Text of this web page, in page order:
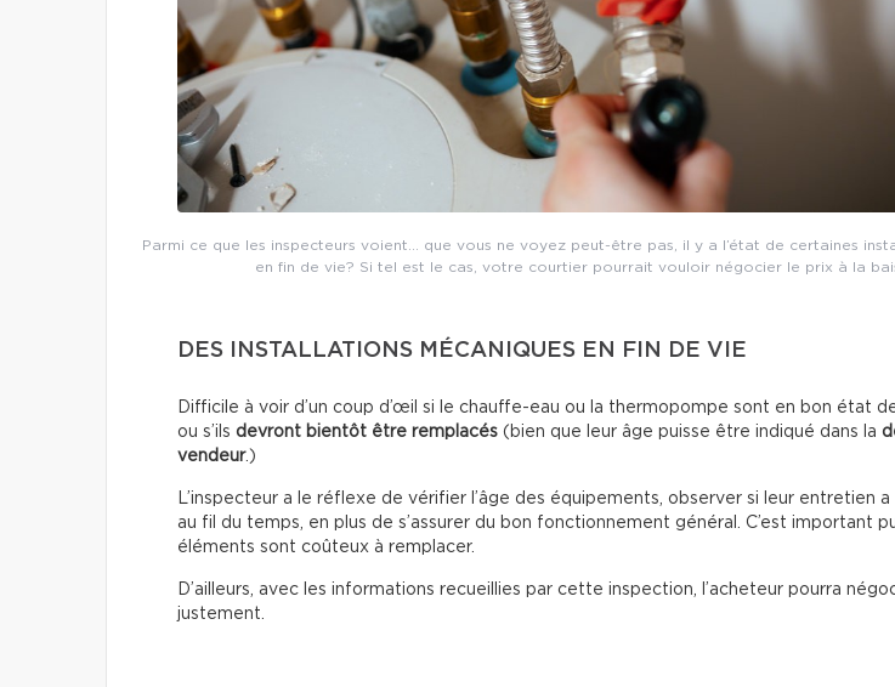
Parmi ce que les inspecteurs voient… que vous ne voyez peut-être pas, il y a l’état de certaines
en fin de vie? Si tel est le cas, votre courtier pourrait vouloir négocier le prix à la
DES INSTALLATIONS MÉCANIQUES EN FIN DE VIE
Difficile à voir d’un coup d’œil si le chauffe-eau ou la thermopompe sont en bon état
ou s’ils devront bientôt être remplacés (bien que leur âge puisse être indiqué dans la
vendeur.)
L’inspecteur a le réflexe de vérifier l’âge des équipements, observer si leur entretien
au fil du temps, en plus de s’assurer du bon fonctionnement général. C’est important
éléments sont coûteux à remplacer.
D’ailleurs, avec les informations recueillies par cette inspection, l’acheteur pourra
justement.